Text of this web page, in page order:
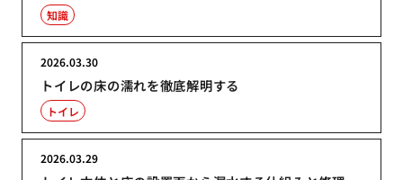
知識
トイレの床の濡れを徹底解明する
2026.03.30
トイレ
2026.03.29